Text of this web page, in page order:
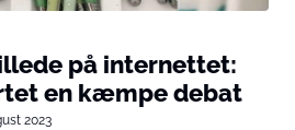
på internettet:
en kæmpe debat
2023